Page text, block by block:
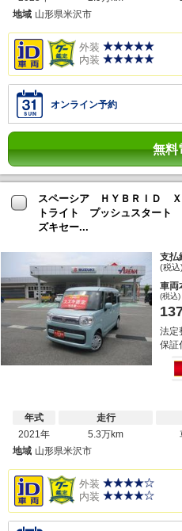
地域 山形県米沢市
外装
内装
オンライン予約
無料
スペーシア ＨＹＢＲＩＤ
トライト プッシュスター
ズキセー...
支払
(税込)
車両
(税込)
法定
保証
年式
2021年
走行
5.3万km
地域 山形県米沢市
外装
内装